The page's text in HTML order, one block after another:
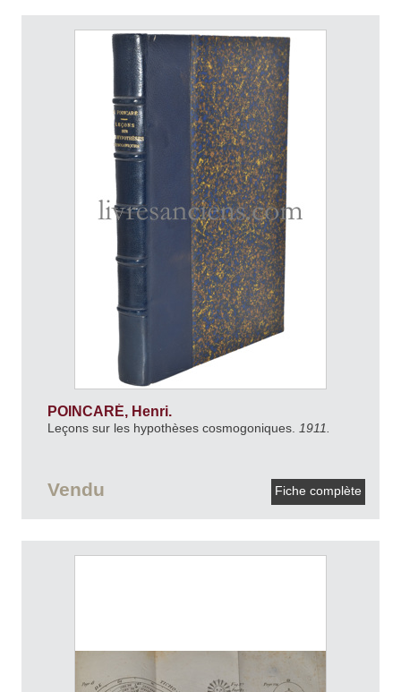
POINCARÉ, Henri.
Leçons sur les hypothèses cosmogoniques. 1911.
Vendu Fiche complète